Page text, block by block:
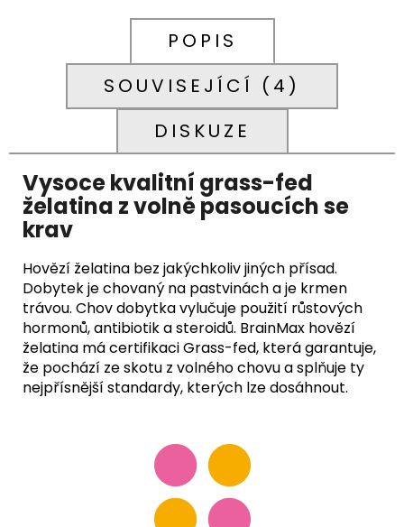
POPIS
SOUVISEJÍCÍ (4)
DISKUZE
Vysoce kvalitní grass-fed
želatina z volně pasoucích se
krav
Hovězí želatina bez jakýchkoliv jiných přísad.
Dobytek je chovaný na pastvinách a je krmen
trávou. Chov dobytka vylučuje použití růstových
hormonů, antibiotik a steroidů. BrainMax hovězí
želatina má certifikaci Grass-fed, která garantuje,
že pochází ze skotu z volného chovu a splňuje ty
nejpřísnější standardy, kterých lze dosáhnout.